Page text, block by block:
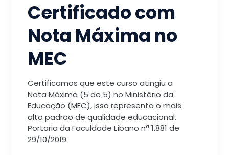
Certificado com
Nota Máxima no
MEC
Certificamos que este curso atingiu a
Nota Máxima (5 de 5) no Ministério da
Educação (MEC), isso representa o mais
alto padrão de qualidade educacional.
Portaria da Faculdade Líbano nª 1.881 de
29/10/2019.